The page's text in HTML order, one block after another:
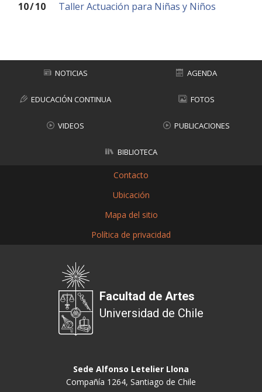
10/10 Taller Actuación para Niñas y Niños
NOTICIAS AGENDA
EDUCACIÓN CONTINUA FOTOS
VIDEOS PUBLICACIONES
BIBLIOTECA
Contacto
Ubicación
Mapa del sitio
Política de privacidad
Facultad de Artes
Universidad de Chile
Sede Alfonso Letelier Llona
Compañía 1264, Santiago de Chile